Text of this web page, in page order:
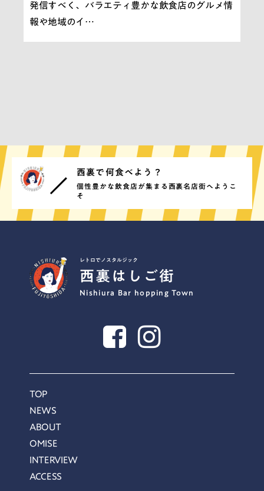
発信すべく、バラエティ豊かな飲食店のグルメ情
報や地域のイ…
西裏で何食べよう？
個性豊かな飲食店が集まる西裏名店街へようこ
そ
レトロでノスタルジック
西裏はしご街
Nishiura Bar hopping Town
TOP
NEWS
ABOUT
OMISE
INTERVIEW
ACCESS